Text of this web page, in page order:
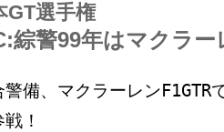
GT選手権
綜警99年はマクラー
、マクラーレンF1GTR
！